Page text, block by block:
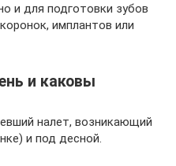
и для подготовки зубов
имплантов или
и каковы
налет, возникающий
и под десной.